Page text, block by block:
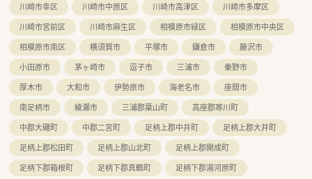
川崎市幸区 川崎市中原区 川崎市高津区
川崎市多摩区
川崎市宮前区
川崎市麻生区 相模原市緑区
相模原市中央区
相模原市南区
横須賀市 平塚市 鎌倉市
藤沢市
小田原市
茅ヶ崎市 逗子市 三浦市
秦野市
厚木市
大和市 伊勢原市 海老名市
座間市
南足柄市
綾瀬市 三浦郡葉山町
高座郡寒川町
中郡大磯町
中郡二宮町 足柄上郡中井町
足柄上郡大井町
足柄上郡松田町
足柄上郡山北町
足柄上郡開成町
足柄下郡箱根町
足柄下郡真鶴町
足柄下郡湯河原町